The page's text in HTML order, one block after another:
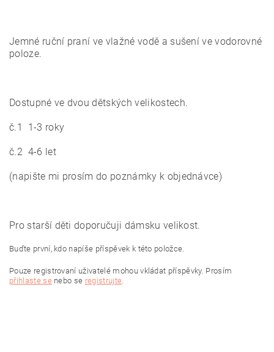
Jemné ruční praní ve vlažné vodě a sušení ve vodorovné
poloze.
Dostupné ve dvou dětských velikostech.
č.1 1-3 roky
č.2 4-6 let
(napište mi prosím do poznámky k objednávce)
Pro starší děti doporučuji dámsku velikost.
Buďte první, kdo napíše příspěvek k této položce.
Pouze registrovaní uživatelé mohou vkládat příspěvky. Prosím
přihlaste senebo se registrujte